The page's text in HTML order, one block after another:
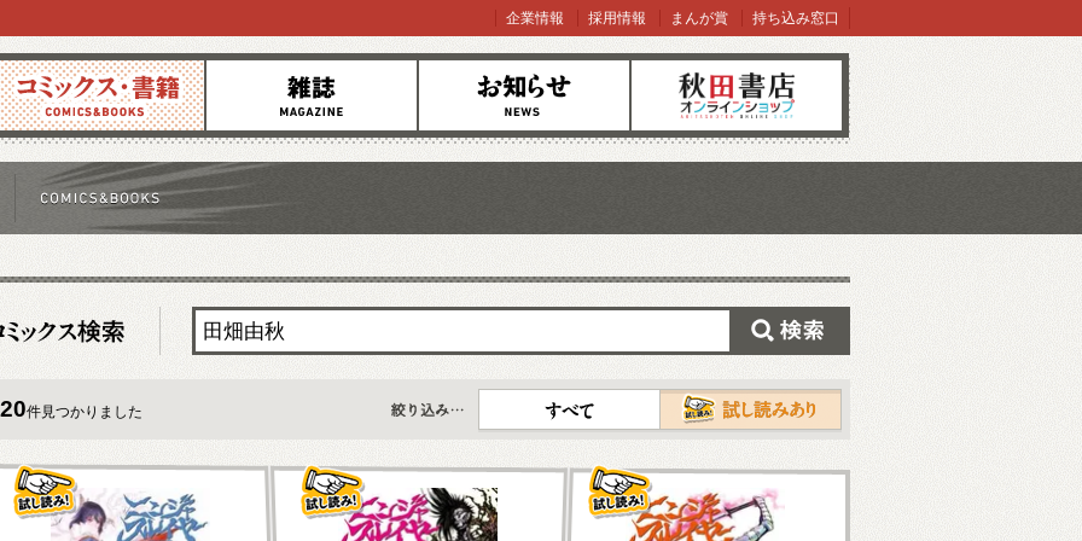
ミックス 雑誌 お知らせ オンラインショップ
企業情報 採用情報 まんが賞 持ち込み窓口
20件見つかりました
すべて